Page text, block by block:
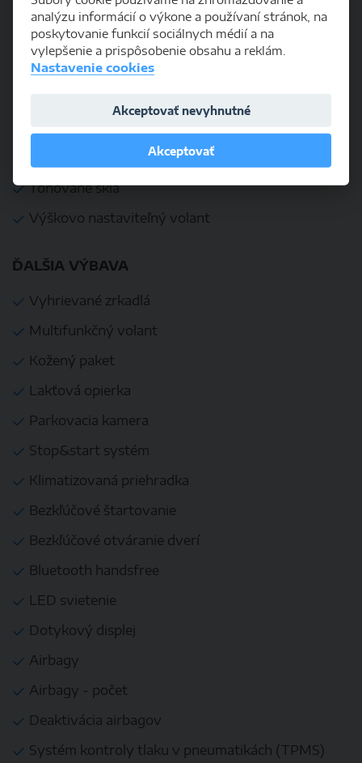
Klimatizácia
Navigačný systém
Palubný počítač
Tónované sklá
Výškovo nastaviteľný volant
ĎALŠIA VÝBAVA
Vyhrievané zrkadlá
Multifunkčný volant
Kožený paket
Lakťová opierka
Parkovacia kamera
Stop&start systém
Klimatizovaná priehradka
Bezkľúčové štartovanie
Bezkľúčové otváranie dverí
Bluetooth handsfree
LED svietenie
Dotykový displej
Airbagy
Airbagy - počet
Deaktivácia airbagov
Systém kontroly tlaku v pneumatikách (TPMS)
analýzu informácií o výkone a používaní stránok, na
poskytovanie funkcií sociálnych médií a na
vylepšenie a prispôsobenie obsahu a reklám.
Nastavenie cookies
Akceptovať nevyhnutné
Akceptovať